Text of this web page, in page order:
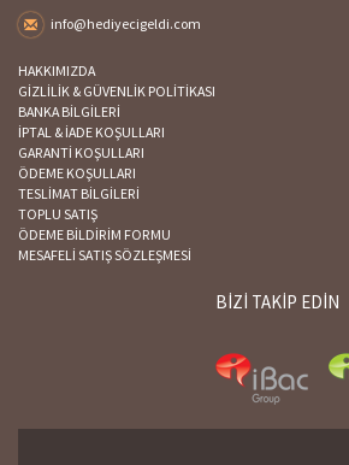
info@hediyecigeldi.com
HAKKIMIZDA
GİZLİLİK & GÜVENLİK POLİTİKASI
BANKA BİLGİLERİ
İPTAL & İADE KOŞULLARI
GARANTİ KOŞULLARI
ÖDEME KOŞULLARI
TESLİMAT BİLGİLERİ
TOPLU SATIŞ
ÖDEME BİLDİRİM FORMU
MESAFELİ SATIŞ SÖZLEŞMESİ
BİZİ TAKİP EDİN